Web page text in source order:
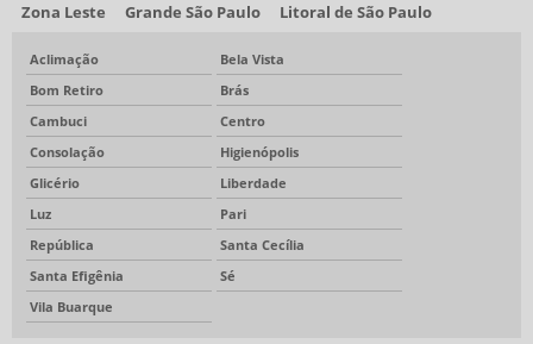
Zona Leste
Grande São Paulo Litoral de São Paulo
Aclimação
Bela Vista
Bom Retiro
Brás
Cambuci
Centro
Consolação
Higienópolis
Glicério
Liberdade
Luz
Pari
República
Santa Cecília
Santa Efigênia
Sé
Vila Buarque